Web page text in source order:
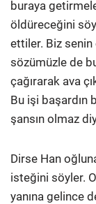
buraya
öldüreceğini
ettiler. Biz
sözümüzle de
çağırarak ava
Bu işi başardın
şansın olmaz
Dirse Han
isteğini söyler.
yanına gelince